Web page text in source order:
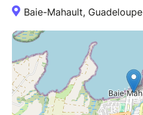
Baie-Mahault, Guadeloupe